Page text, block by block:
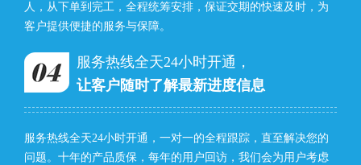
人，从下单到完工，全程统筹安排，保证交期的快速及时，为
客户提供便捷的服务与保障。
服务热线全天24小时开通，
让客户随时了解最新进度信息
服务热线全天24小时开通，一对一的全程跟踪，直至解决您的
问题。十年的产品质保，每年的用户回访，我们会为用户考虑